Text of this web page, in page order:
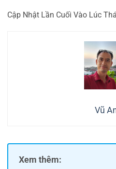
Cập Nhật Lần Cuối Vào Lúc
Vũ
Xem thêm: